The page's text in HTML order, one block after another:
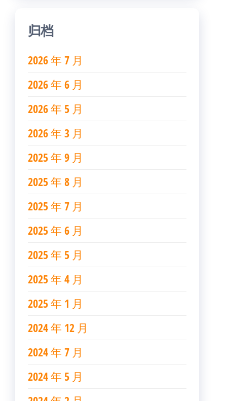
归档
2026 年 7 月
2026 年 6 月
2026 年 5 月
2026 年 3 月
2025 年 9 月
2025 年 8 月
2025 年 7 月
2025 年 6 月
2025 年 5 月
2025 年 4 月
2025 年 1 月
2024 年 12 月
2024 年 7 月
2024 年 5 月